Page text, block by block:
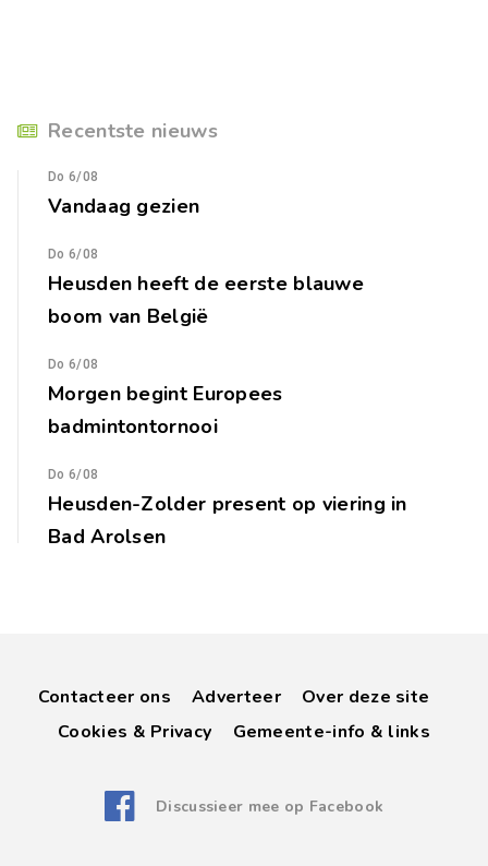
Recentste nieuws
Do 6/08
Vandaag gezien
Do 6/08
Heusden heeft de eerste blauwe
boom van België
Do 6/08
Morgen begint Europees
badmintontornooi
Do 6/08
Heusden-Zolder present op viering in
Bad Arolsen
Contacteer ons Adverteer
Over deze site
Cookies & Privacy
Gemeente-info & links
Discussieer mee op Facebook